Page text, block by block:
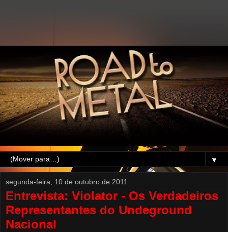
▼
segunda-feira, 10 de outubro de 2011
Entrevista: Violator - Os Verdadeiros
Representantes do Undeground
Nacional